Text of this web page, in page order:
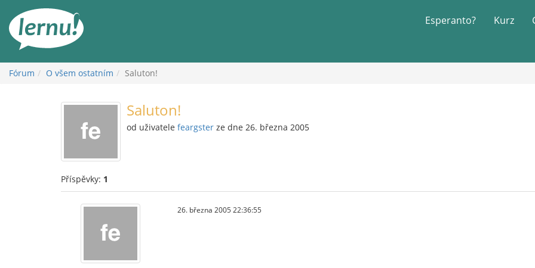
obsahu
Esperanto? Kurz
Fórum O všem ostatním Saluton!
Saluton!
od uživatele feargster ze dne 26. března 2005
Příspěvky: 1
26. března 2005 22:36:55